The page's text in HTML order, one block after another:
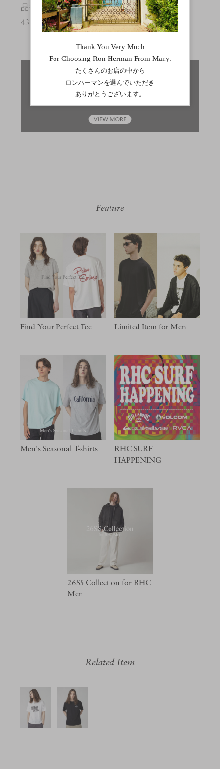
品番
4320900245
Feature
Find Your Perfect Tee Limited Item for Men
Men's Seasonal T-shirts
RHC SURF
HAPPENING
26SS Collection for RHC
Men
Related Item